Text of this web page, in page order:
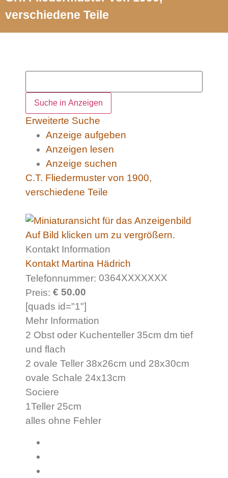
verschiedene Teile
Erweiterte Suche
Anzeige aufgeben
Anzeigen lesen
Anzeige suchen
C.T. Fliedermuster von 1900,
verschiedene Teile
Auf Bild klicken um zu vergrößern.
Kontakt Information
Kontakt Martina Hädrich
Telefonnummer: 0364XXXXXXX
Preis: € 50.00
[quads id="1"]
Mehr Information
2 Obst oder Kuchenteller 35cm dm tief
und flach
2 ovale Teller 38x26cm und 28x30cm
ovale Schale 24x13cm
Sociere
1Teller 25cm
alles ohne Fehler